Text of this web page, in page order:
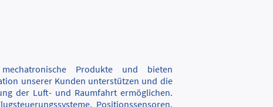
Produkte und bieten
unserer Kunden unterstützen und die
der Luft- und Raumfahrt ermöglichen.